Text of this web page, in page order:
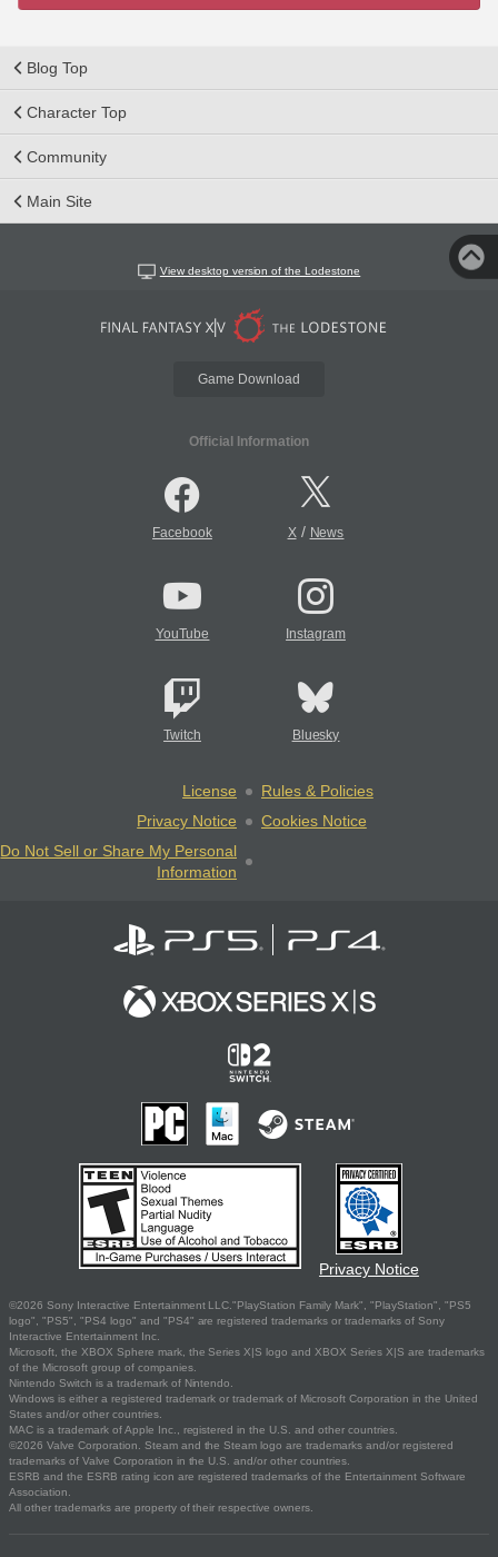
Blog Top
Character Top
Community
Main Site
View desktop version of the Lodestone
Game Download
Official Information
Facebook X/ News
YouTube Instagram
Twitch Bluesky
License
Rules & Policies
Privacy Notice
Cookies Notice
Do Not Sell or Share My Personal
Information
Privacy Notice
©2026 Sony Interactive Entertainment LLC."PlayStation Family Mark", "PlayStation", "PS5
logo", "PS5", "PS4 logo" and "PS4" are registered trademarks or trademarks of Sony
Interactive Entertainment Inc.
Microsoft, the XBOX Sphere mark, the Series X|S logo and XBOX Series X|S are trademarks
of the Microsoft group of companies.
Nintendo Switch is a trademark of Nintendo.
Windows is either a registered trademark or trademark of Microsoft Corporation in the United
States and/or other countries.
MAC is a trademark of Apple Inc., registered in the U.S. and other countries.
©2026 Valve Corporation. Steam and the Steam logo are trademarks and/or registered
trademarks of Valve Corporation in the U.S. and/or other countries.
ESRB and the ESRB rating icon are registered trademarks of the Entertainment Software
Association.
All other trademarks are property of their respective owners.